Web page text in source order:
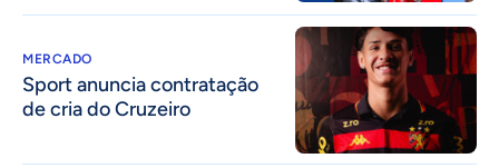
MERCADO
Sport anuncia contratação
de cria do Cruzeiro